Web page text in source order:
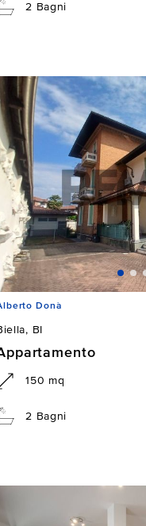
2 Bagni
Donà
BI
150 mq
2 Bagni